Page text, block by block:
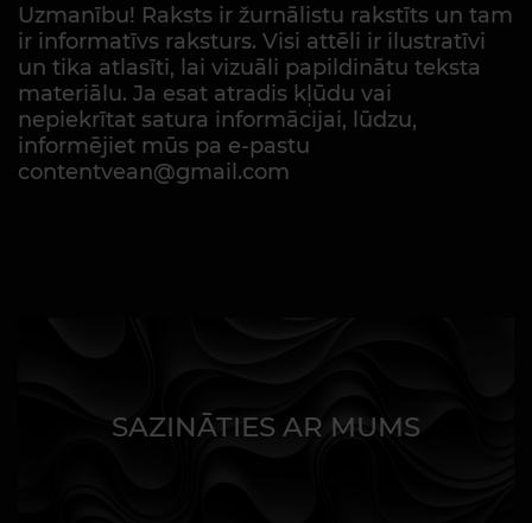
Uzmanību! Raksts ir žurnālistu rakstīts un tam
ir informatīvs raksturs. Visi attēli ir ilustratīvi
un tika atlasīti, lai vizuāli papildinātu teksta
materiālu. Ja esat atradis kļūdu vai
nepiekrītat satura informācijai, lūdzu,
informējiet mūs pa e-pastu
contentvean@gmail.com
SAZINĀTIES AR MUMS